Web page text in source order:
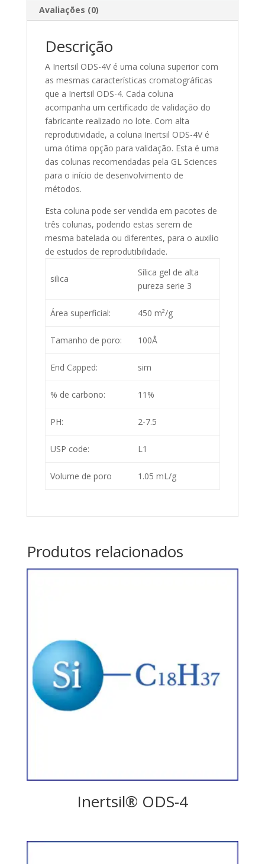
Avaliações (0)
Descrição
A Inertsil ODS-4V é uma coluna superior com
as mesmas características cromatográficas
que a Inertsil ODS-4. Cada coluna
acompanha um certificado de validação do
fabricante realizado no lote. Com alta
reprodutividade, a coluna Inertsil ODS-4V é
uma ótima opção para validação. Esta é uma
das colunas recomendadas pela GL Sciences
para o início de desenvolvimento de
métodos.
Esta coluna pode ser vendida em pacotes de
três colunas, podendo estas serem de
mesma batelada ou diferentes, para o auxilio
de estudos de reprodutibilidade.
silica
Sílica gel de alta
pureza serie 3
Área superficial: 450 m²/g
Tamanho de poro: 100Å
End Capped: sim
% de carbono: 11%
PH: 2-7.5
USP code: L1
Volume de poro 1.05 mL/g
Produtos relacionados
Inertsil® ODS-4